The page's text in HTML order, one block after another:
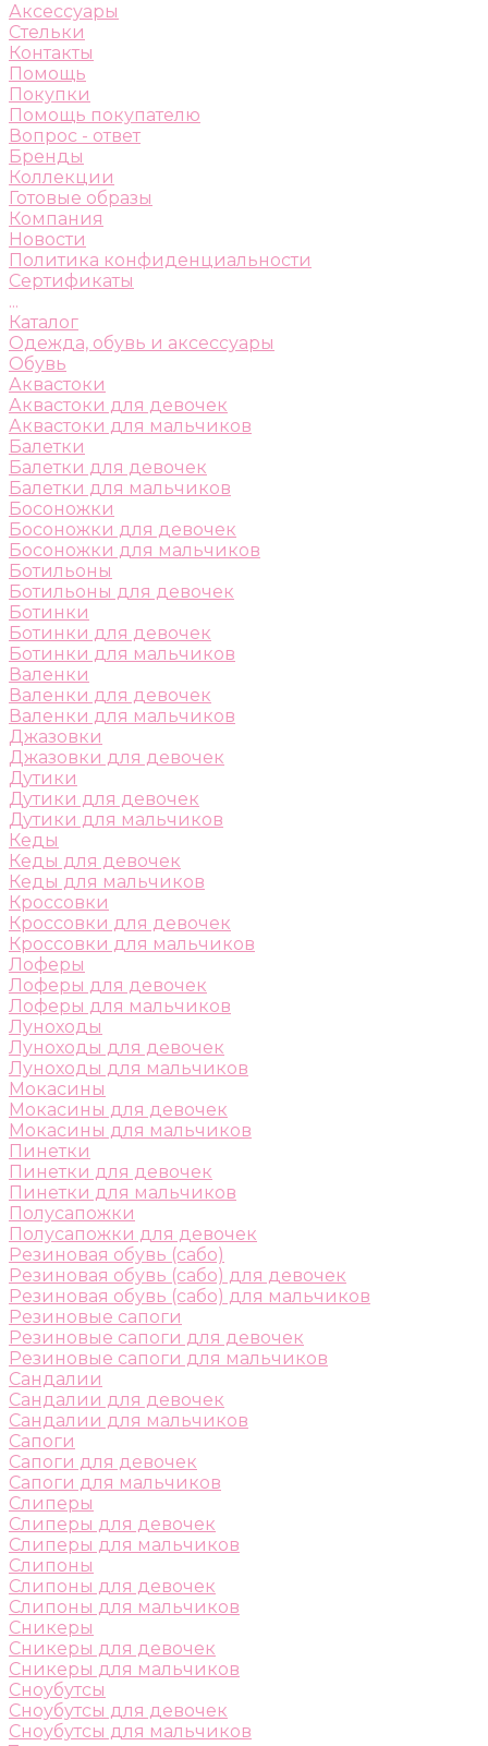
Аксессуары
Стельки
Контакты
Помощь
Покупки
Помощь покупателю
Вопрос - ответ
Бренды
Коллекции
Готовые образы
Компания
Новости
Политика конфиденциальности
Сертификаты
...
Каталог
Одежда, обувь и аксессуары
Обувь
Аквастоки
Аквастоки для девочек
Аквастоки для мальчиков
Балетки
Балетки для девочек
Балетки для мальчиков
Босоножки
Босоножки для девочек
Босоножки для мальчиков
Ботильоны
Ботильоны для девочек
Ботинки
Ботинки для девочек
Ботинки для мальчиков
Валенки
Валенки для девочек
Валенки для мальчиков
Джазовки
Джазовки для девочек
Дутики
Дутики для девочек
Дутики для мальчиков
Кеды
Кеды для девочек
Кеды для мальчиков
Кроссовки
Кроссовки для девочек
Кроссовки для мальчиков
Лоферы
Лоферы для девочек
Лоферы для мальчиков
Луноходы
Луноходы для девочек
Луноходы для мальчиков
Мокасины
Мокасины для девочек
Мокасины для мальчиков
Пинетки
Пинетки для девочек
Пинетки для мальчиков
Полусапожки
Полусапожки для девочек
Резиновая обувь (сабо)
Резиновая обувь (сабо) для девочек
Резиновая обувь (сабо) для мальчиков
Резиновые сапоги
Резиновые сапоги для девочек
Резиновые сапоги для мальчиков
Сандалии
Сандалии для девочек
Сандалии для мальчиков
Сапоги
Сапоги для девочек
Сапоги для мальчиков
Слиперы
Слиперы для девочек
Слиперы для мальчиков
Слипоны
Слипоны для девочек
Слипоны для мальчиков
Сникеры
Сникеры для девочек
Сникеры для мальчиков
Сноубутсы
Сноубутсы для девочек
Сноубутсы для мальчиков